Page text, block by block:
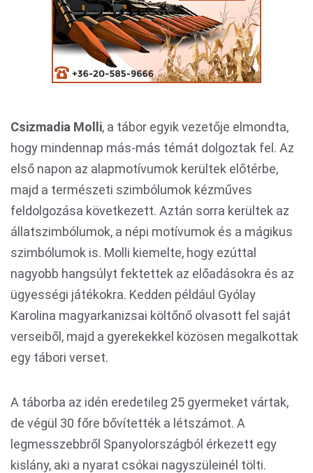
Csizmadia Molli, a tábor egyik vezetője elmondta,
hogy mindennap más-más témát dolgoztak fel. Az
első napon az alapmotívumok kerültek előtérbe,
majd a természeti szimbólumok kézműves
feldolgozása következett. Aztán sorra kerültek az
állatszimbólumok, a népi motívumok és a mágikus
szimbólumok is. Molli kiemelte, hogy ezúttal
nagyobb hangsúlyt fektettek az előadásokra és az
ügyességi játékokra. Kedden például Gyólay
Karolina magyarkanizsai költőnő olvasott fel saját
verseiből, majd a gyerekekkel közösen megalkottak
egy tábori verset.
A táborba az idén eredetileg 25 gyermeket vártak,
de végül 30 főre bővítették a létszámot. A
legmesszebbről Spanyolországból érkezett egy
kislány, aki a nyarat csókai nagyszüleinél tölti.